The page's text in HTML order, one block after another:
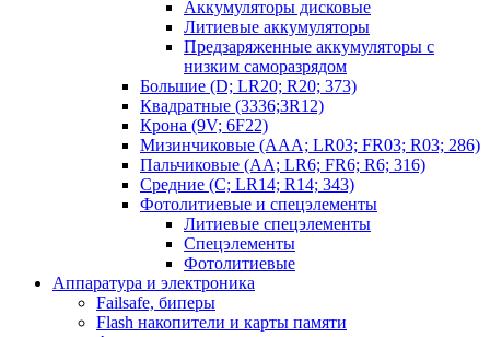
Аккумуляторы дисковые
Литиевые аккумуляторы
Предзаряженные аккумуляторы с
низким саморазрядом
Большие (D; LR20; R20; 373)
Квадратные (3336;3R12)
Крона (9V; 6F22)
Мизинчиковые (AAA; LR03; FR03; R03; 286)
Пальчиковые (AA; LR6; FR6; R6; 316)
Средние (C; LR14; R14; 343)
Фотолитиевые и спецэлементы
Литиевые спецэлементы
Спецэлементы
Фотолитиевые
Аппаратура и электроника
Failsafe, биперы
Flash накопители и карты памяти